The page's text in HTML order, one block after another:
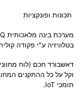
תכונות ופונקציות
בטלוויזיה ע"י פקודה
דאשבורד חכם (לוח
וקל על כל ההתקנים
תומכי IoT.